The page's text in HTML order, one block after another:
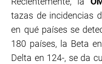
tazas de incidencias
en qué países se
180 países, la Beta
Delta en 124-, se da